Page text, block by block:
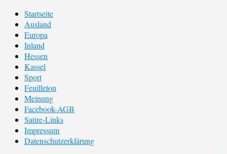
Startseite
Ausland
Europa
Inland
Hessen
Kassel
Sport
Feuilleton
Meinung
Facebook-AGB
Satire-Links
Impressum
Datenschutzerklärung